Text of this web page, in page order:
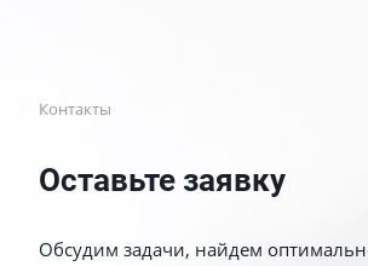
Контакты
Оставьте заявку
Обсудим задачи, найдем